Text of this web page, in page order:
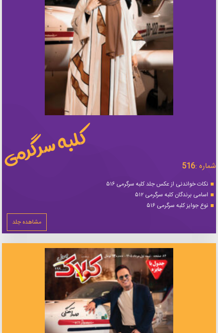
شماره :516
نکات خواندنی از عکس جلد کلبه سرگرمی ۵۱۶
اسامی برندگان کلبه سرگرمی ۵۱۲
نوع جوایز کلبه سرگرمی ۵۱۶
مشاهده جلد